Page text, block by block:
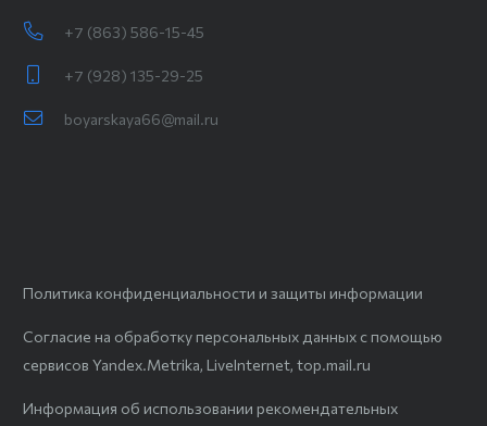
+7 (863) 586-15-45
+7 (928) 135-29-25
boyarskaya66@mail.ru
Политика конфиденциальности и защиты информации
Согласие на обработку персональных данных с помощью
сервисов Yandex.Metrika, LiveInternet, top.mail.ru
Информация об использовании рекомендательных